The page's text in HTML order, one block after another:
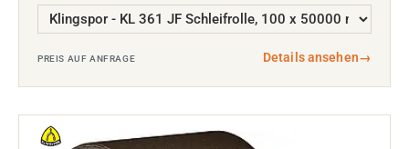
PREIS AUF ANFRAGE Details ansehen→